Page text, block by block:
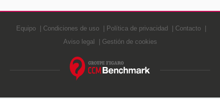
Equipo Condiciones de uso Política de privacidad
Contacto
Aviso legal
Gestión de cookies